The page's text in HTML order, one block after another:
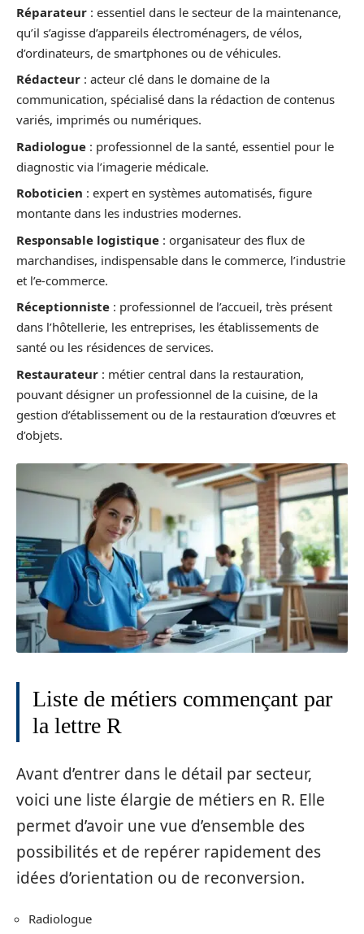
Réparateur : essentiel dans le secteur de la maintenance,
qu’il s’agisse d’appareils électroménagers, de vélos,
d’ordinateurs, de smartphones ou de véhicules.
Rédacteur : acteur clé dans le domaine de la
communication, spécialisé dans la rédaction de contenus
variés, imprimés ou numériques.
Radiologue : professionnel de la santé, essentiel pour le
diagnostic via l’imagerie médicale.
Roboticien : expert en systèmes automatisés, figure
montante dans les industries modernes.
Responsable logistique : organisateur des flux de
marchandises, indispensable dans le commerce, l’industrie
et l’e-commerce.
Réceptionniste : professionnel de l’accueil, très présent
dans l’hôtellerie, les entreprises, les établissements de
santé ou les résidences de services.
Restaurateur : métier central dans la restauration,
pouvant désigner un professionnel de la cuisine, de la
gestion d’établissement ou de la restauration d’œuvres et
d’objets.
Liste de métiers commençant par
la lettre R
Avant d’entrer dans le détail par secteur,
voici une liste élargie de métiers en R. Elle
permet d’avoir une vue d’ensemble des
possibilités et de repérer rapidement des
idées d’orientation ou de reconversion.
Radiologue